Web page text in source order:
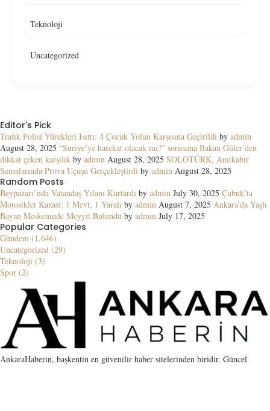
Teknoloji
Uncategorized
Editor's Pick
Trafik Polisi Yürekleri Isıttı: 4 Çocuk Yolun Karşısına Geçirildi by admin
August 28, 2025 “Suriye’ye harekat olacak mı?” sorusuna Bakan Güler’den
dikkat çeken karşılık by admin August 28, 2025 SOLOTÜRK, Anıtkabir
Semalarında Prova Uçuşu Gerçekleştirdi by admin August 28, 2025
Random Posts
Beypazarı’nda Vatandaş Yılanı Kurtardı by admin July 30, 2025 Çubuk’ta
Motosiklet Kazası: 1 Mevt, 1 Yaralı by admin August 7, 2025 Ankara’da Yaşlı
Bayan Meskeninde Meyyit Bulundu by admin July 17, 2025
Popular Categories
Gündem (1,646)
Uncategorized (29)
Teknoloji (3)
Spor (2)
AnkaraHaberin, başkentin en güvenilir haber sitelerinden biridir. Güncel